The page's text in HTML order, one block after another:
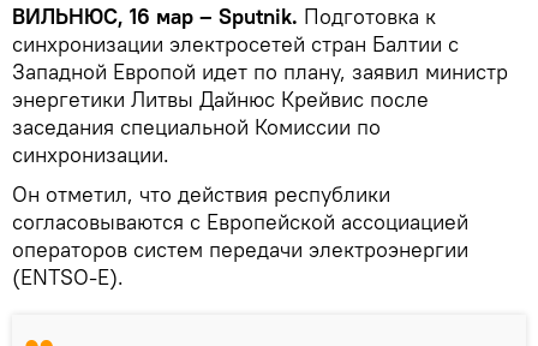
ВИЛЬНЮС, 16 мар – Sputnik. Подготовка к
синхронизации электросетей стран Балтии с
Западной Европой идет по плану, заявил министр
энергетики Литвы Дайнюс Крейвис после
заседания специальной Комиссии по
синхронизации.
Он отметил, что действия республики
согласовываются с Европейской ассоциацией
операторов систем передачи электроэнергии
(ENTSO-E).